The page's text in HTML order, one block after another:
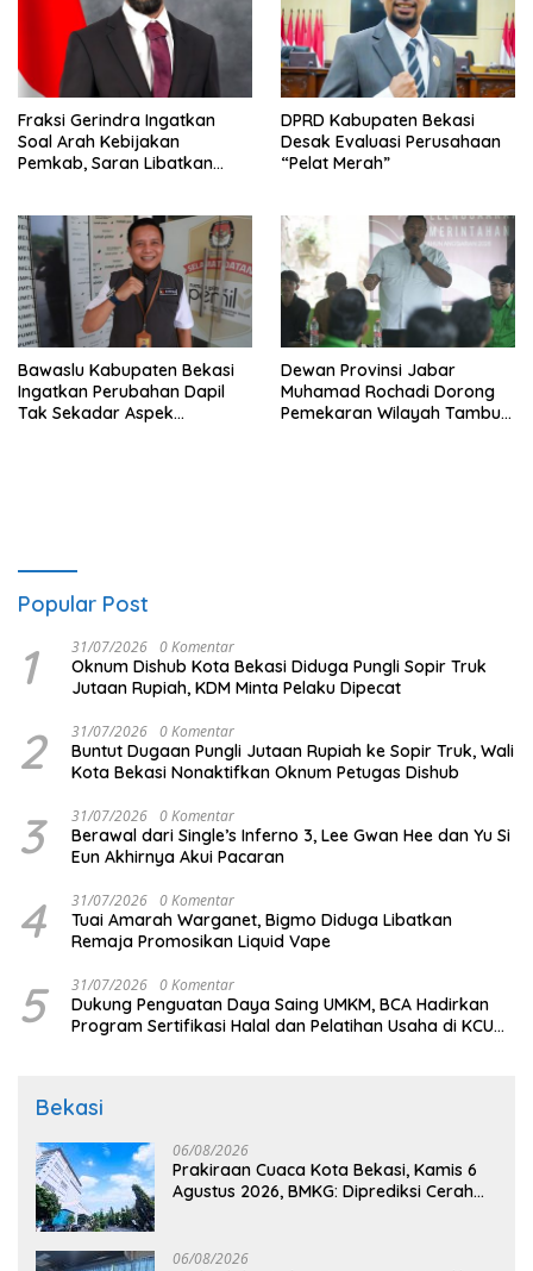
Fraksi Gerindra Ingatkan
Soal Arah Kebijakan
Pemkab, Saran Libatkan
DPRD Kabupaten Bekasi
Desak Evaluasi Perusahaan
“Pelat Merah”
Bawaslu Kabupaten Bekasi
Ingatkan Perubahan Dapil
Tak Sekadar Aspek
Dewan Provinsi Jabar
Muhamad Rochadi Dorong
Pemekaran Wilayah Tambun
Popular Post
1 31/07/2026 0 Komentar
Oknum Dishub Kota Bekasi Diduga Pungli Sopir Truk
Jutaan Rupiah, KDM Minta Pelaku Dipecat
2 31/07/2026 0 Komentar
Buntut Dugaan Pungli Jutaan Rupiah ke Sopir Truk, Wali
Kota Bekasi Nonaktifkan Oknum Petugas Dishub
3 31/07/2026 0 Komentar
Berawal dari Single’s Inferno 3, Lee Gwan Hee dan Yu Si
Eun Akhirnya Akui Pacaran
4 31/07/2026 0 Komentar
Tuai Amarah Warganet, Bigmo Diduga Libatkan
Remaja Promosikan Liquid Vape
5 31/07/2026 0 Komentar
Dukung Penguatan Daya Saing UMKM, BCA Hadirkan
Program Sertifikasi Halal dan Pelatihan Usaha di KCU
Bekasi
06/08/2026
Prakiraan Cuaca Kota Bekasi, Kamis 6
Agustus 2026, BMKG: Diprediksi Cerah
06/08/2026